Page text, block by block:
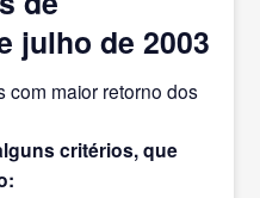
julho de 2003
com maior retorno dos
critérios, que